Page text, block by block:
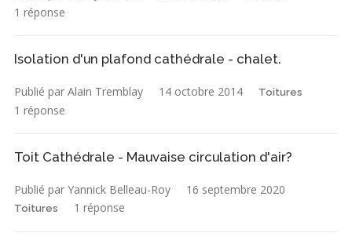
1 réponse
Isolation d'un plafond cathédrale - chalet.
Publié par Alain Tremblay 14 octobre 2014 Toitures
1 réponse
Toit Cathédrale - Mauvaise circulation d'air?
Publié par Yannick Belleau-Roy 16 septembre 2020
Toitures 1 réponse